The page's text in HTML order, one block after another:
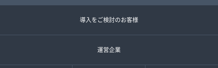
導入をご検討のお客様
運営企業